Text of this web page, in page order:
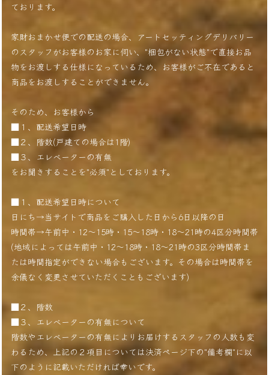
ております。
家財おまかせ便での配送の場合、アートセッティングデリバリー
のスタッフがお客様のお家に伺い、"梱包がない状態"で直接お品
物をお渡しする仕様になっているため、お客様がご不在であると
商品をお渡しすることができません。
そのため、お客様から
■１、配送希望日時
■２、階数(戸建ての場合は1階)
■３、エレベーターの有無
をお聞きすることを"必須"としております。
■１、配送希望日時について
日にち→当サイトで商品をご購入した日から6日以降の日
時間帯→午前中・12〜15時・15〜18時・18〜21時の4区分時間帯
(地域によっては午前中・12〜18時・18〜21時の3区分時間帯ま
たは時間指定ができない場合もございます。その場合は時間帯を
余儀なく変更させていただくこともございます)
■２、階数
■３、エレベーターの有無について
階数やエレベーターの有無によりお届けするスタッフの人数も変
わるため、上記の２項目については決済ページ下の"備考欄"に以
下のように記載いただければ幸いです。